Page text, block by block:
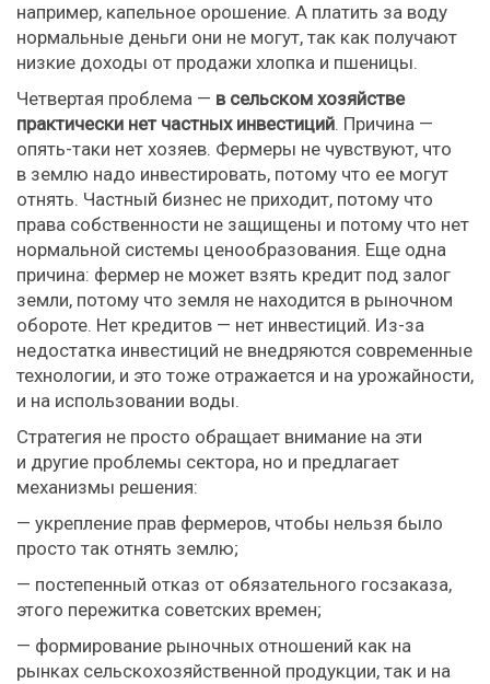
например, капельное орошение. А платить за воду
нормальные деньги они не могут, так как получают
низкие доходы от продажи хлопка и пшеницы.
Четвертая проблема — в сельском хозяйстве
практически нет частных инвестиций. Причина —
опять-таки нет хозяев. Фермеры не чувствуют, что
в землю надо инвестировать, потому что ее могут
отнять. Частный бизнес не приходит, потому что
права собственности не защищены и потому что нет
нормальной системы ценообразования. Еще одна
причина: фермер не может взять кредит под залог
земли, потому что земля не находится в рыночном
обороте. Нет кредитов — нет инвестиций. Из-за
недостатка инвестиций не внедряются современные
технологии, и это тоже отражается и на урожайности,
и на использовании воды.
Стратегия не просто обращает внимание на эти
и другие проблемы сектора, но и предлагает
механизмы решения:
— укрепление прав фермеров, чтобы нельзя было
просто так отнять землю;
— постепенный отказ от обязательного госзаказа,
этого пережитка советских времен;
— формирование рыночных отношений как на
рынках сельскохозяйственной продукции, так и на